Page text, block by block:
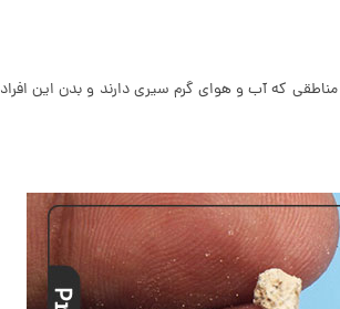
نمایید به خصوص در مناطقی که آب و هوای گرم سیری دارند و بدن این افراد